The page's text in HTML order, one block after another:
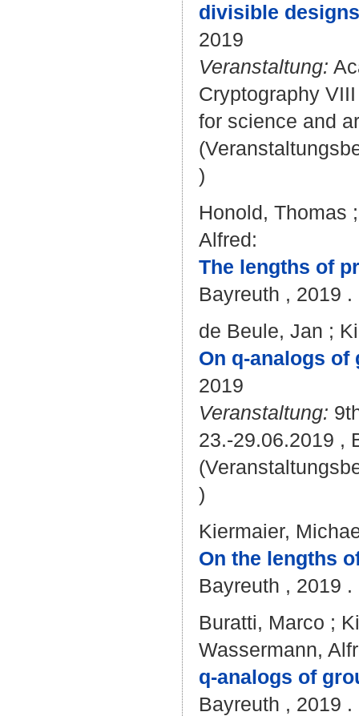
divisible
2019
Veranstaltung:
Cryptography
for science and
)
Honold, Thomas
Alfred:
The lengths of
Bayreuth , 2019 .
de Beule, Jan ;
On q-analogs
2019
Veranstaltung:
23.-29.06.2019 ,
)
Kiermaier,
On the lengths
Bayreuth , 2019 .
Buratti, Marco ;
Wassermann,
q-analogs of
Bayreuth , 2019 .